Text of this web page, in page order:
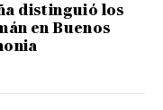
distinguió los
en Buenos